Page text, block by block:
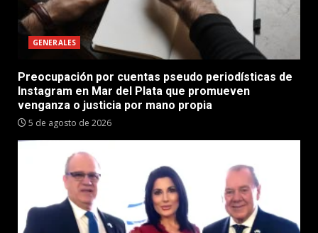
GENERALES
Preocupación por cuentas pseudo periodísticas de
Instagram en Mar del Plata que promueven
venganza o justicia por mano propia
5 de agosto de 2026